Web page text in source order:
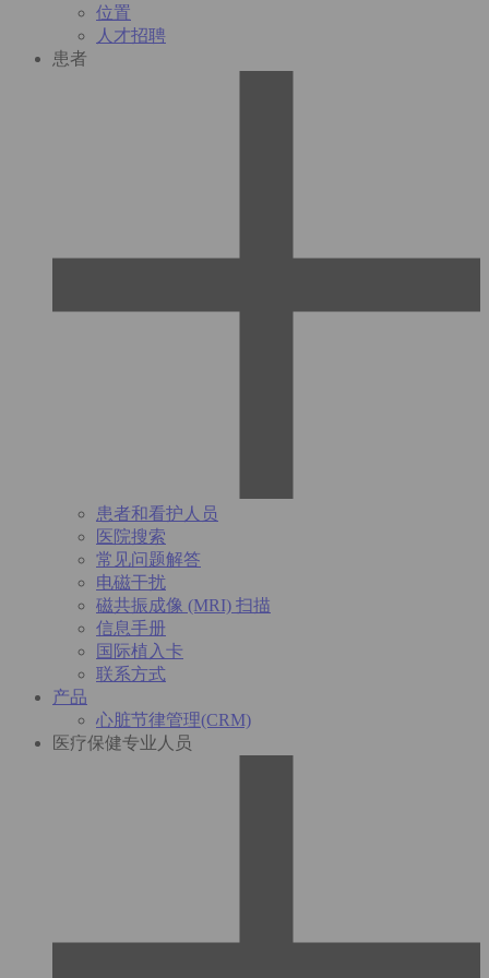
位置
人才招聘
患者
患者和看护人员
医院搜索
常见问题解答
电磁干扰
磁共振成像 (MRI) 扫描
信息手册
国际植入卡
联系方式
产品
心脏节律管理(CRM)
医疗保健专业人员